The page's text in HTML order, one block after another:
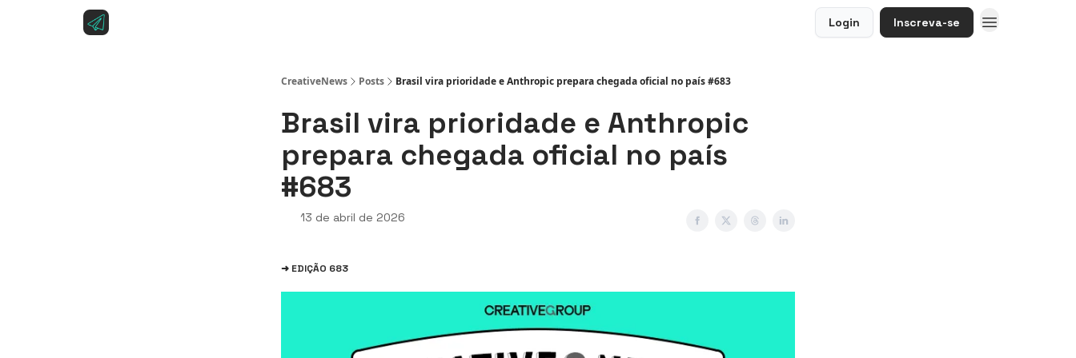
Login Inscreva-se
CreativeNews Posts Brasil vira prioridade e Anthropic prepara chegada oficial no país #683
Brasil vira prioridade e Anthropic
prepara chegada oficial no país
#683
13 de abril de 2026
➜ EDIÇÃO 683